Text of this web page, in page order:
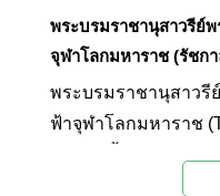
พระบรมราชานุสาวรีย์
จุฬาโลกมหาราช (รัชก
ประเทศไทย
พระบรมราชานุสาวรี
ฟ้าจุฬาโลกมหาราช
เพื่อเฉลิมพระเกียรติ